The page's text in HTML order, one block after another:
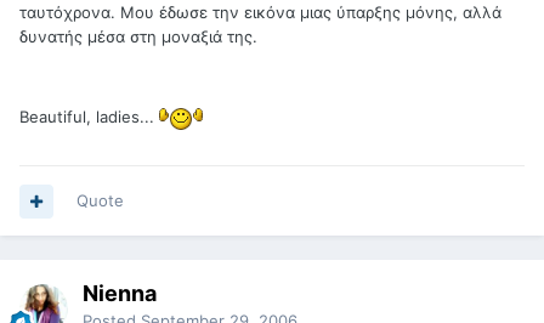
ταυτόχρονα. Μου έδωσε την εικόνα μιας ύπαρξης μόνης, αλλά
δυνατής μέσα στη μοναξιά της.
Beautiful, ladies...
Quote
Nienna